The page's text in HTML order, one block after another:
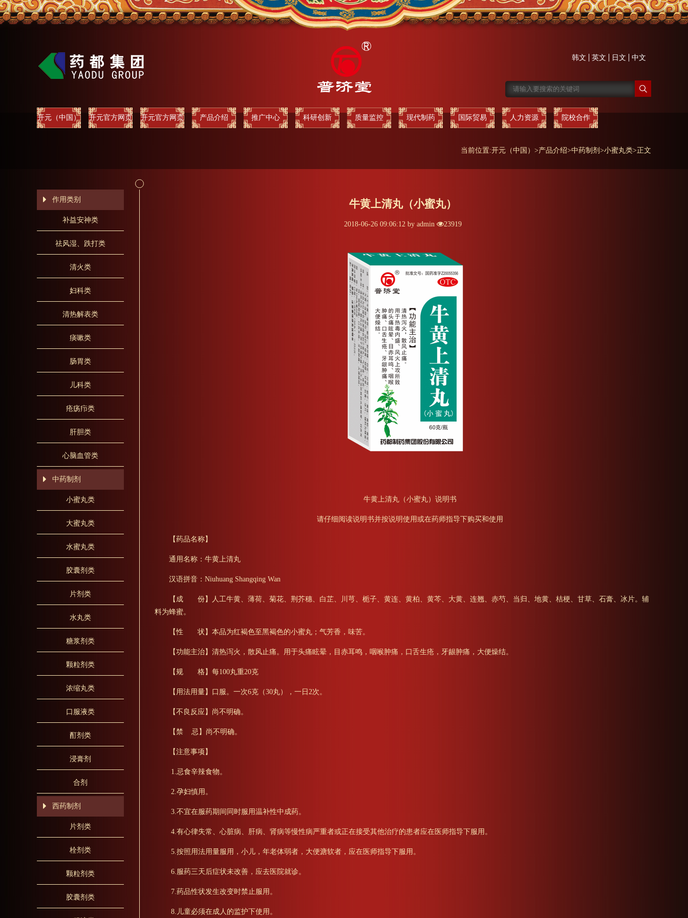
韩文 英文 日文 中文
开元（中国） 开元官方网页 开元官方网页 产品介绍 推广中心 科研创新 质量监控 现代制药 国际贸易 人力资源 院校合作
当前位置:开元（中国） >产品介绍>中药制剂 >小蜜丸类>正文
作用类别
补益安神类
祛风湿、跌打类
清火类
妇科类
清热解表类
痰嗽类
肠胃类
儿科类
疮疡疖类
肝胆类
心脑血管类
中药制剂
小蜜丸类
大蜜丸类
水蜜丸类
胶囊剂类
片剂类
水丸类
糖浆剂类
颗粒剂类
浓缩丸类
口服液类
酊剂类
浸膏剂
合剂
西药制剂
片剂类
栓剂类
颗粒剂类
胶囊剂类
牛黄上清丸（小蜜丸）
2018-06-26 09:06:12 by admin 23919
牛黄上清丸（小蜜丸）说明书
请仔细阅读说明书并按说明使用或在药师指导下购买和使用
【药品名称】
通用名称：牛黄上清丸
汉语拼音：Niuhuang Shangqing Wan
【成 份】人工牛黄、薄荷、菊花、荆芥穗、白芷、川芎、栀子、黄连、黄柏、黄芩、大黄、连翘、赤芍、当归、地黄、桔梗、甘草、石膏、冰片。辅
料为蜂蜜。
【性 状】本品为红褐色至黑褐色的小蜜丸；气芳香，味苦。
【功能主治】清热泻火，散风止痛。用于头痛眩晕，目赤耳鸣，咽喉肿痛，口舌生疮，牙龈肿痛，大便燥结。
【规 格】每100丸重20克
【用法用量】口服。一次6克（30丸），一日2次。
【不良反应】尚不明确。
【禁 忌】尚不明确。
【注意事项】
1.忌食辛辣食物。
2.孕妇慎用。
3.不宜在服药期间同时服用温补性中成药。
4.有心律失常、心脏病、肝病、肾病等慢性病严重者或正在接受其他治疗的患者应在医师指导下服用。
5.按照用法用量服用，小儿，年老体弱者，大便溏软者，应在医师指导下服用。
6.服药三天后症状未改善，应去医院就诊。
7.药品性状发生改变时禁止服用。
8.儿童必须在成人的监护下使用。